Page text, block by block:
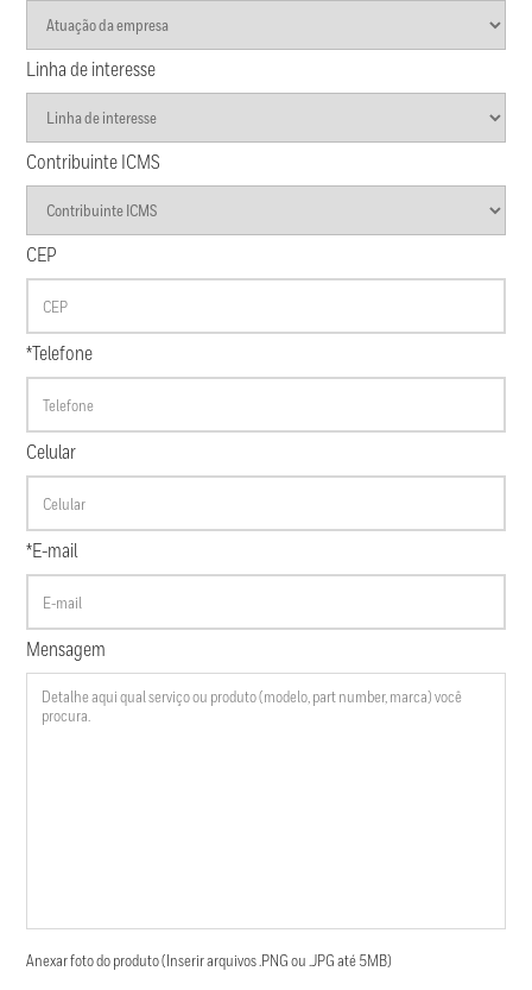
Linha de interesse
Contribuinte ICMS
CEP
*Telefone
Celular
*E-mail
Mensagem
Anexar foto do produto (Inserir arquivos .PNG ou .JPG até 5MB)